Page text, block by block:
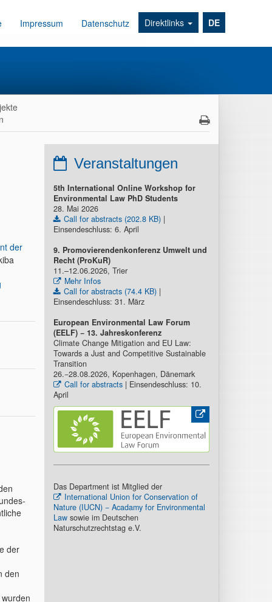
Impressum Datenschutz Direktlinks DE
der
der
den
Veranstaltungen
5th International Online Workshop for
Environmental Law PhD Students
28. Mai 2026
Call for abstracts (202.8 KB)|
Einsendeschluss: 6. April
9. Promovierendenkonferenz Umwelt und
Recht (ProKuR)
11.–12.06.2026, Trier
Mehr Infos
Call for abstracts (74.4 KB)|
Einsendeschluss: 31. März
European Environmental Law Forum
(EELF) − 13. Jahreskonferenz
Climate Change Mitigation and EU Law:
Towards a Just and Competitive Sustainable
Transition
26.−28.08.2026, Kopenhagen, Dänemark
Call for abstracts| Einsendeschluss: 10.
April
Das Department ist Mitglied der
International Union for Conservation of
Nature (IUCN) − Acadamy for Environmental
Lawsowie im Deutschen
Naturschutzrechtstag e.V.